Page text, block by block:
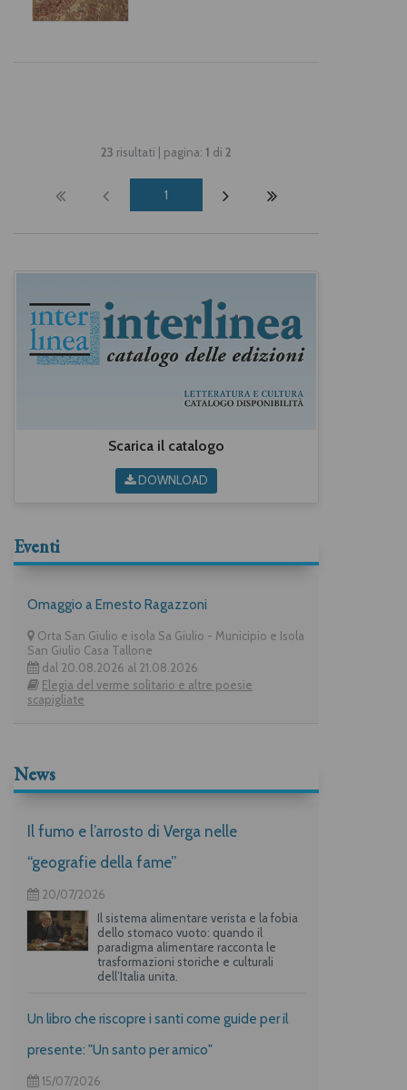
23 risultati | pagina: 1 di 2
1
Scarica il catalogo
DOWNLOAD
Eventi
Omaggio a Ernesto Ragazzoni
Orta San Giulio e isola Sa Giulio - Municipio e Isola
San Giulio Casa Tallone
dal 20.08.2026 al 21.08.2026
Elegia del verme solitario e altre poesie
scapigliate
News
Il fumo e l’arrosto di Verga nelle
“geografie della fame”
20/07/2026
Il sistema alimentare verista e la fobia
dello stomaco vuoto: quando il
paradigma alimentare racconta le
trasformazioni storiche e culturali
dell’Italia unita.
Un libro che riscopre i santi come guide per il
presente: "Un santo per amico"
15/07/2026